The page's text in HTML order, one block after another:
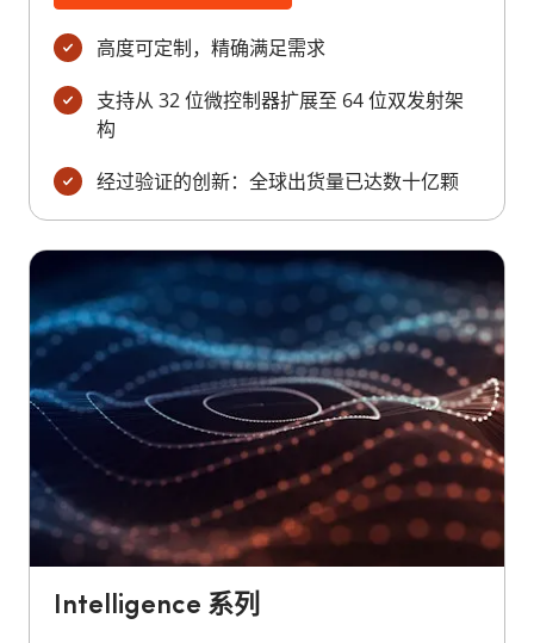
高度可定制，精确满足需求
支持从 32 位微控制器扩展至 64 位双发射架
构
经过验证的创新：全球出货量已达数十亿颗
Intelligence 系列